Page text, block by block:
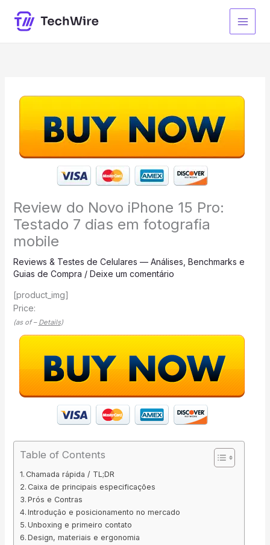
para
Review do Novo iPhone 15 Pro:
Testado 7 dias em fotografia
mobile
Reviews & Testes de Celulares — Análises, Benchmarks e
Guias de Compra / Deixe um comentário
[product_img]
Price:
(as of – Details)
Table of Contents
Chamada rápida / TL;DR
Caixa de principais especificações
Prós e Contras
Introdução e posicionamento no mercado
Unboxing e primeiro contato
Design, materiais e ergonomia